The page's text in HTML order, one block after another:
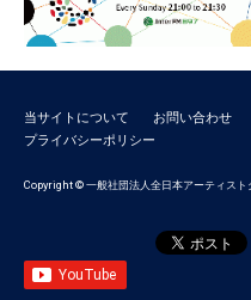
当サイトについて お問い合わせ
プライバシーポリシー
Copyright © 一般社団法人全日本アーティス